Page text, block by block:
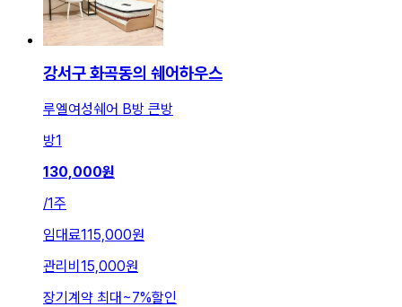
강서구 화곡동의 쉐어하우스
루엘여성쉐어 B방 큰방
방1
130,000원
/1주
임대료115,000원
관리비 15,000원
장기계약 최대~7%할인